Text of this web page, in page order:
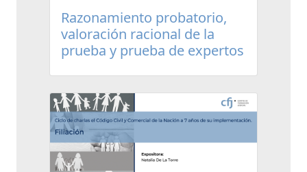
Razonamiento probatorio,
valoración racional de la
prueba y prueba de expertos